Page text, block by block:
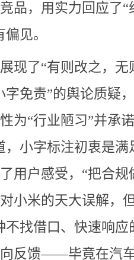
品，用实力回应了“
见。
现了“有则改之，无
字免责”的舆论质疑
为“行业陋习”并承
，小字标注初衷是满
用户感受，“把合规
小米的天大误解，
不找借口、快速响应
反馈——毕竟在汽